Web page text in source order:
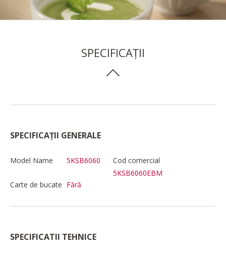
SPECIFICAȚII
SPECIFICAȚII GENERALE
Model Name 5KSB6060
Cod comercial
5KSB6060EBM
Carte de bucate Fără
SPECIFICATII TEHNICE